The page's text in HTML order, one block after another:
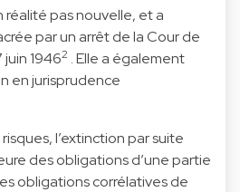
pas nouvelle, et a
par un arrêt de la Cour de
19462 . Elle a également
en jurisprudence
l’extinction par suite
des obligations d’une partie
obligations corrélatives de